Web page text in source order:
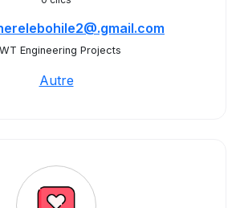
Engineering Projects
Autre